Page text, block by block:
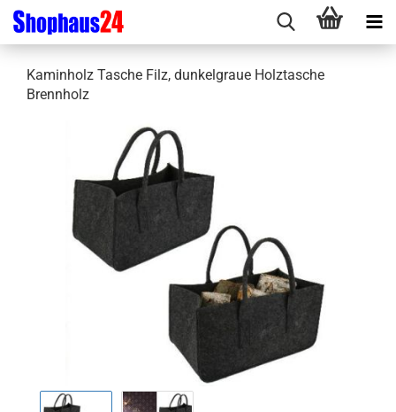
Kaminholz Tasche Filz, dunkelgraue Holztasche
Brennholz